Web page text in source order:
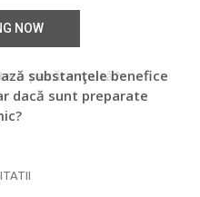
NOW
o pasăre mută?
substanţele benefice
dacă sunt preparate